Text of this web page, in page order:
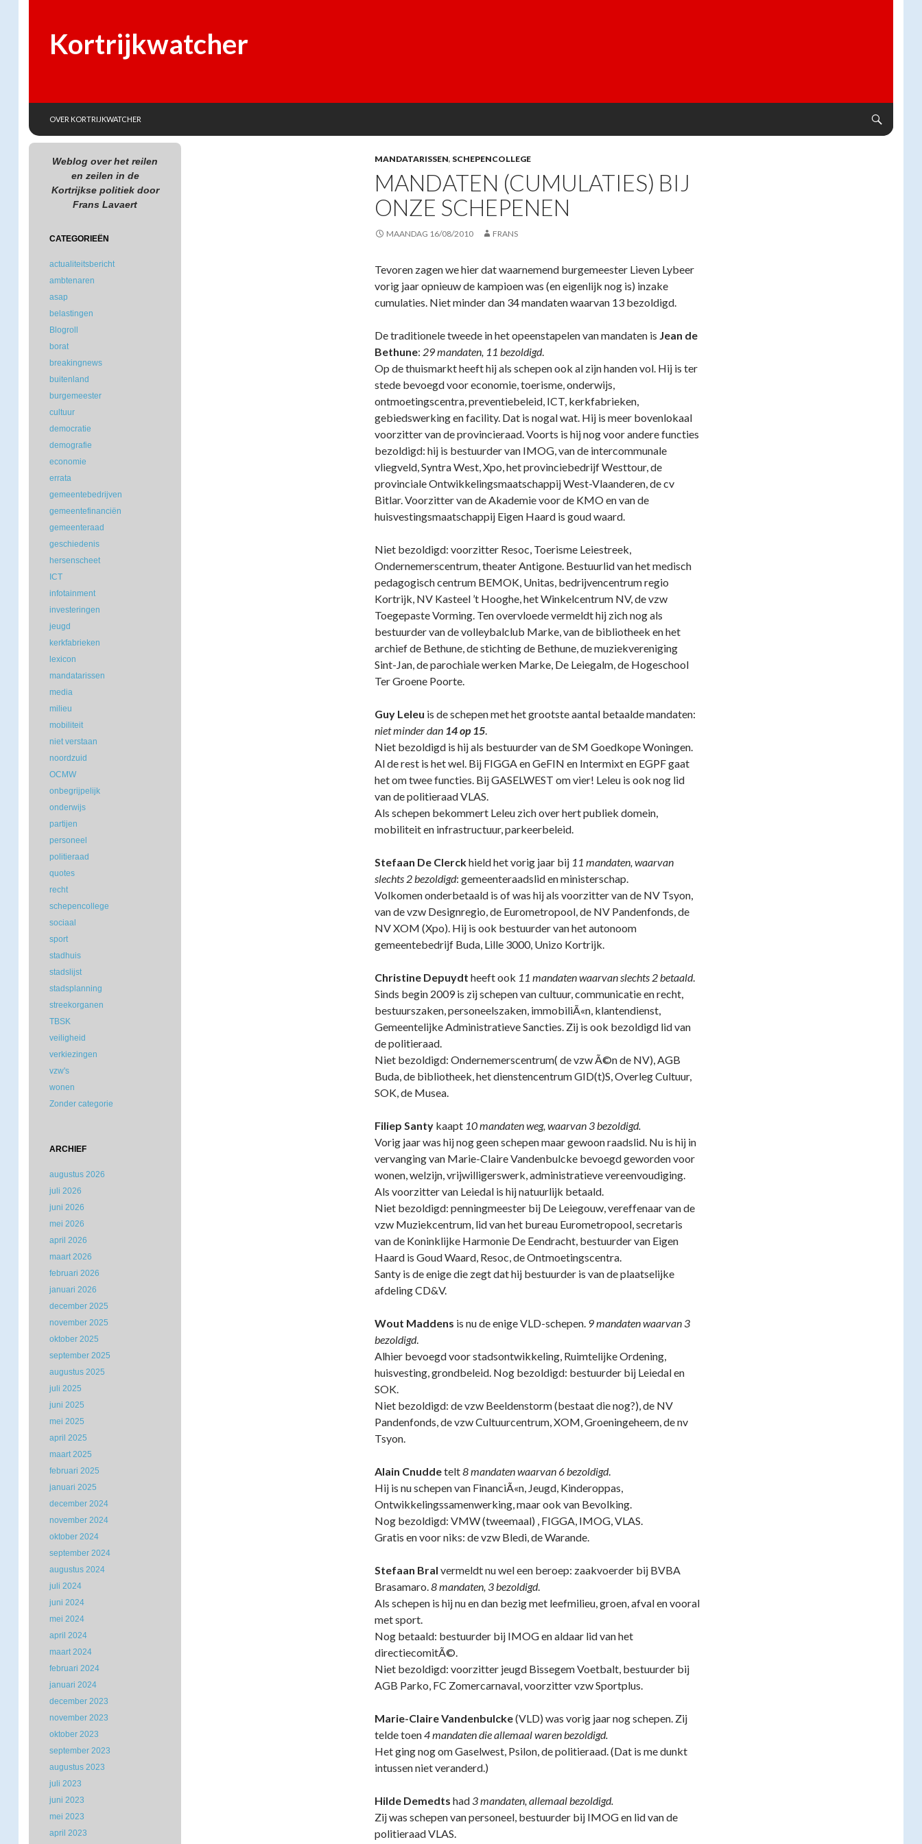
Kortrijkwatcher
OVER KORTRIJKWATCHER
MANDATARISSEN, SCHEPENCOLLEGE
MANDATEN (CUMULATIES) BIJ
ONZE SCHEPENEN
MAANDAG 16/08/2010 FRANS
Tevoren zagen we hier dat waarnemend burgemeester Lieven Lybeer
vorig jaar opnieuw de kampioen was (en eigenlijk nog is) inzake
cumulaties. Niet minder dan 34 mandaten waarvan 13 bezoldigd.
De traditionele tweede in het opeenstapelen van mandaten is Jean de
Bethune: 29 mandaten, 11 bezoldigd.
Op de thuismarkt heeft hij als schepen ook al zijn handen vol. Hij is ter
stede bevoegd voor economie, toerisme, onderwijs,
ontmoetingscentra, preventiebeleid, ICT, kerkfabrieken,
gebiedswerking en facility. Dat is nogal wat. Hij is meer bovenlokaal
voorzitter van de provincieraad. Voorts is hij nog voor andere functies
bezoldigd: hij is bestuurder van IMOG, van de intercommunale
vliegveld, Syntra West, Xpo, het provinciebedrijf Westtour, de
provinciale Ontwikkelingsmaatschappij West-Vlaanderen, de cv
Bitlar. Voorzitter van de Akademie voor de KMO en van de
huisvestingsmaatschappij Eigen Haard is goud waard.
Niet bezoldigd: voorzitter Resoc, Toerisme Leiestreek,
Ondernemerscentrum, theater Antigone. Bestuurlid van het medisch
pedagogisch centrum BEMOK, Unitas, bedrijvencentrum regio
Kortrijk, NV Kasteel ’t Hooghe, het Winkelcentrum NV, de vzw
Toegepaste Vorming. Ten overvloede vermeldt hij zich nog als
bestuurder van de volleybalclub Marke, van de bibliotheek en het
archief de Bethune, de stichting de Bethune, de muziekvereniging
Sint-Jan, de parochiale werken Marke, De Leiegalm, de Hogeschool
Ter Groene Poorte.
Guy Leleu is de schepen met het grootste aantal betaalde mandaten:
niet minder dan 14 op 15.
Niet bezoldigd is hij als bestuurder van de SM Goedkope Woningen.
Al de rest is het wel. Bij FIGGA en GeFIN en Intermixt en EGPF gaat
het om twee functies. Bij GASELWEST om vier! Leleu is ook nog lid
van de politieraad VLAS.
Als schepen bekommert Leleu zich over hert publiek domein,
mobiliteit en infrastructuur, parkeerbeleid.
Stefaan De Clerckhield het vorig jaar bij 11 mandaten, waarvan
slechts 2 bezoldigd: gemeenteraadslid en ministerschap.
Volkomen onderbetaald is of was hij als voorzitter van de NV Tsyon,
van de vzw Designregio, de Eurometropool, de NV Pandenfonds, de
NV XOM (Xpo). Hij is ook bestuurder van het autonoom
gemeentebedrijf Buda, Lille 3000, Unizo Kortrijk.
Christine Depuydt heeft ook 11 mandaten waarvan slechts 2 betaald.
Sinds begin 2009 is zij schepen van cultuur, communicatie en recht,
bestuurszaken, personeelszaken, immobiliÃ«n, klantendienst,
Gemeentelijke Administratieve Sancties. Zij is ook bezoldigd lid van
de politieraad.
Niet bezoldigd: Ondernemerscentrum( de vzw Ã©n de NV), AGB
Buda, de bibliotheek, het dienstencentrum GID(t)S, Overleg Cultuur,
SOK, de Musea.
Filiep Santy kaapt 10 mandaten weg, waarvan 3 bezoldigd.
Vorig jaar was hij nog geen schepen maar gewoon raadslid. Nu is hij in
vervanging van Marie-Claire Vandenbulcke bevoegd geworden voor
wonen, welzijn, vrijwilligerswerk, administratieve vereenvoudiging.
Als voorzitter van Leiedal is hij natuurlijk betaald.
Niet bezoldigd: penningmeester bij De Leiegouw, vereffenaar van de
vzw Muziekcentrum, lid van het bureau Eurometropool, secretaris
van de Koninklijke Harmonie De Eendracht, bestuurder van Eigen
Haard is Goud Waard, Resoc, de Ontmoetingscentra.
Santy is de enige die zegt dat hij bestuurder is van de plaatselijke
afdeling CD&V.
Wout Maddens is nu de enige VLD-schepen. 9 mandaten waarvan 3
bezoldigd.
Alhier bevoegd voor stadsontwikkeling, Ruimtelijke Ordening,
huisvesting, grondbeleid. Nog bezoldigd: bestuurder bij Leiedal en
SOK.
Niet bezoldigd: de vzw Beeldenstorm (bestaat die nog?), de NV
Pandenfonds, de vzw Cultuurcentrum, XOM, Groeningeheem, de nv
Tsyon.
Alain Cnuddetelt8 mandaten waarvan 6 bezoldigd.
Hij is nu schepen van FinanciÃ«n, Jeugd, Kinderoppas,
Ontwikkelingssamenwerking, maar ook van Bevolking.
Nog bezoldigd: VMW (tweemaal) , FIGGA, IMOG, VLAS.
Gratis en voor niks: de vzw Bledi, de Warande.
Stefaan Bral vermeldt nu wel een beroep: zaakvoerder bij BVBA
Brasamaro.8 mandaten, 3 bezoldigd.
Als schepen is hij nu en dan bezig met leefmilieu, groen, afval en vooral
met sport.
Nog betaald: bestuurder bij IMOG en aldaar lid van het
directiecomitÃ©.
Niet bezoldigd: voorzitter jeugd Bissegem Voetbalt, bestuurder bij
AGB Parko, FC Zomercarnaval, voorzitter vzw Sportplus.
Marie-Claire Vandenbulcke(VLD) was vorig jaar nog schepen. Zij
telde toen4 mandaten die allemaal waren bezoldigd.
Het ging nog om Gaselwest, Psilon, de politieraad. (Dat is me dunkt
intussen niet veranderd.)
Hilde Demedts had 3 mandaten, allemaal bezoldigd.
Zij was schepen van personeel, bestuurder bij IMOG en lid van de
politieraad VLAS.
Weblog over het reilen
en zeilen in de
Kortrijkse politiek door
Frans Lavaert
CATEGORIEËN
actualiteitsbericht
ambtenaren
asap
belastingen
Blogroll
borat
breakingnews
buitenland
burgemeester
cultuur
democratie
demografie
economie
errata
gemeentebedrijven
gemeentefinanciën
gemeenteraad
geschiedenis
hersenscheet
ICT
infotainment
investeringen
jeugd
kerkfabrieken
lexicon
mandatarissen
media
milieu
mobiliteit
niet verstaan
noordzuid
OCMW
onbegrijpelijk
onderwijs
partijen
personeel
politieraad
quotes
recht
schepencollege
sociaal
sport
stadhuis
stadslijst
stadsplanning
streekorganen
TBSK
veiligheid
verkiezingen
vzw's
wonen
Zonder categorie
ARCHIEF
augustus 2026
juli 2026
juni 2026
mei 2026
april 2026
maart 2026
februari 2026
januari 2026
december 2025
november 2025
oktober 2025
september 2025
augustus 2025
juli 2025
juni 2025
mei 2025
april 2025
maart 2025
februari 2025
januari 2025
december 2024
november 2024
oktober 2024
september 2024
augustus 2024
juli 2024
juni 2024
mei 2024
april 2024
maart 2024
februari 2024
januari 2024
december 2023
november 2023
oktober 2023
september 2023
augustus 2023
juli 2023
juni 2023
mei 2023
april 2023